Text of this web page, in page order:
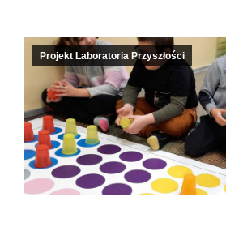
Projekt Laboratoria Przyszłości